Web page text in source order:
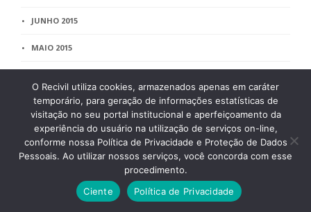
JUNHO 2015
MAIO 2015
MARÇO 2015
FEVEREIRO 2015
JANEIRO 2015
DEZEMBRO 2014
O Recivil utiliza cookies, armazenados apenas em caráter
temporário, para geração de informações estatísticas de
visitação no seu portal institucional e aperfeiçoamento da
experiência do usuário na utilização de serviços on-line,
conforme nossa Política de Privacidade e Proteção de Dados
Pessoais. Ao utilizar nossos serviços, você concorda com esse
procedimento.
Ciente
Política de Privacidade